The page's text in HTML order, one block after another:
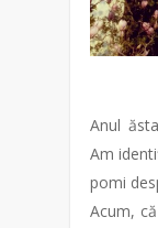
Anul
Am
pomi
Acum,